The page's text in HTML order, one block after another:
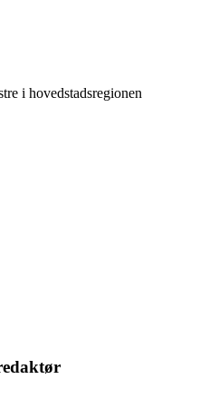
i hovedstadsregionen